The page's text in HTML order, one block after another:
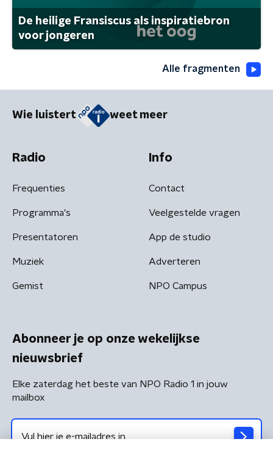
De heilige Fransiscus als inspiratiebron
voor jongeren
Alle fragmenten
Wie luistert weet meer
Radio
Frequenties
Programma's
Presentatoren
Muziek
Gemist
Info
Contact
Veelgestelde vragen
App de studio
Adverteren
NPO Campus
Abonneer je op onze wekelijkse
nieuwsbrief
Elke zaterdag het beste van NPO Radio 1 in jouw
mailbox